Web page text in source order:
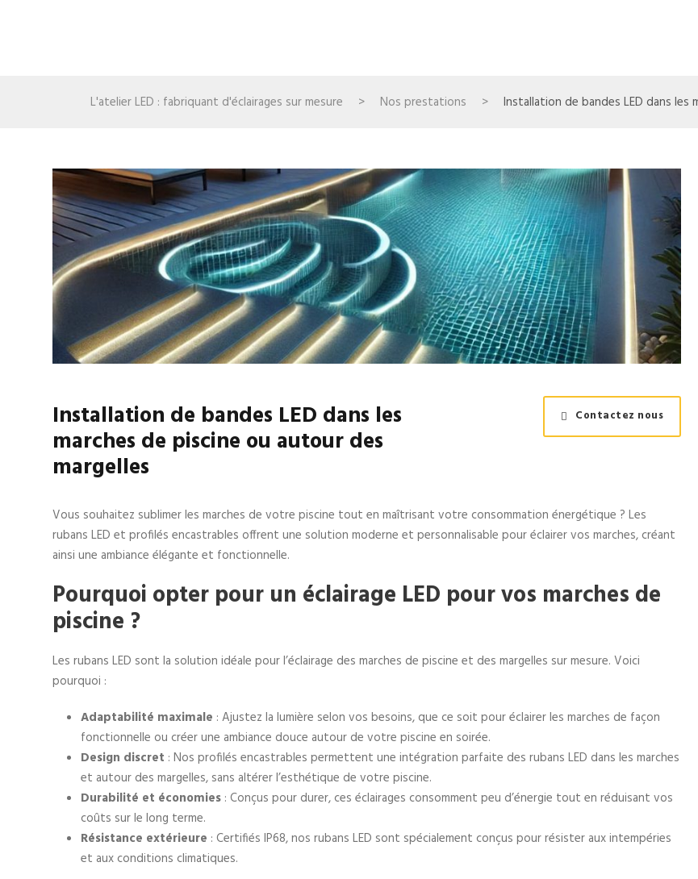
L'atelier LED : fabriquant d'éclairages sur mesure > Nos prestations > Installation de bandes LED dans les
Installation de bandes LED dans les
marches de piscine ou autour des
margelles
Contactez nous
Vous souhaitez sublimer les marches de votre piscine tout en maîtrisant votre consommation énergétique ? Les
rubans LED et profilés encastrables offrent une solution moderne et personnalisable pour éclairer vos marches, créant
ainsi une ambiance élégante et fonctionnelle.
Pourquoi opter pour un éclairage LED pour vos marches de
piscine ?
Les rubans LED sont la solution idéale pour l’éclairage des marches de piscine et des margelles sur mesure. Voici
pourquoi :
Adaptabilité maximale : Ajustez la lumière selon vos besoins, que ce soit pour éclairer les marches de façon
fonctionnelle ou créer une ambiance douce autour de votre piscine en soirée.
Design discret : Nos profilés encastrables permettent une intégration parfaite des rubans LED dans les marches
et autour des margelles, sans altérer l’esthétique de votre piscine.
Durabilité et économies : Conçus pour durer, ces éclairages consomment peu d’énergie tout en réduisant vos
coûts sur le long terme.
Résistance extérieure : Certifiés IP68, nos rubans LED sont spécialement conçus pour résister aux intempéries
et aux conditions climatiques.